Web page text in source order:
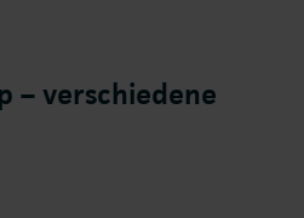
– verschiedene